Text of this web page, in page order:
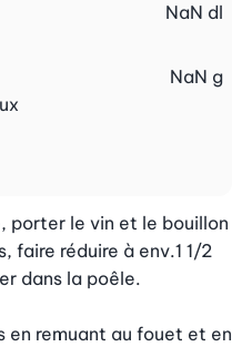
NaN dl
NaN g
porter le vin et le bouillon
faire réduire à env.1 1/2
dans la poêle.
en remuant au fouet et en